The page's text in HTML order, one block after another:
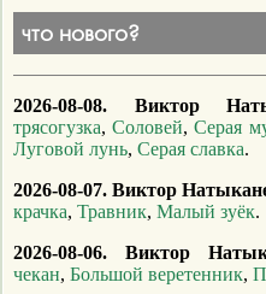
что нового?
2026-08-08. Виктор
трясогузка,Соловей,Серая
Луговой лунь, Серая славка.
2026-08-07. Виктор
крачка, Травник, Малый зуёк.
2026-08-06.
Виктор
чекан, Большой веретенник,